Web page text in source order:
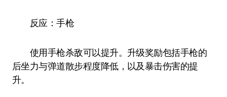
反应：手枪
使用手枪杀敌可以提升。升级奖励包括手枪的
后坐力与弹道散步程度降低，以及暴击伤害的提
升。